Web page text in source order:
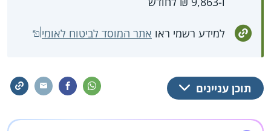
למידע רשמי ראו אתר המוסד לביטוח לאומי
תוכן עניינים